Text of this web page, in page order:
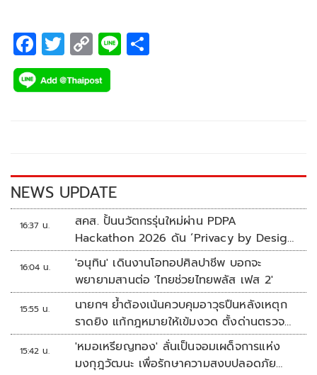
F
ac
e
k
T
wi
tt
C
o
p
k
Li
NEWS UPDATE
16:37 น.
สคส. ปั้นนวัตกรรุ่นใหม่ผ่าน PDPA
Hackathon 2026 ดัน ‘Privacy by Design
for all’ สู่โซลูชันคุ้มครองข้อมูลส่วนบุคคลที่
ใช้ได้จริง
16:04 น.
'อนุทิน' เดินงานโอทอปศิลปาชีพ บอกจะ
พยายามสานต่อ 'ไทยช่วยไทยพลัส เฟส 2'
15:55 น.
นายกฯ ย้ำต้องเน้นควบคุมอาวุธปืนหลังเหตุก
ราดยิง แก้กฎหมายให้เข้มงวด ตั้งด่านตรวจ
เพิ่ม
15:42 น.
'หมอเหรียญทอง' ลั่นเป็นจอมเผด็จการแห่ง
มงกุฎวัฒนะ เพื่อรักษาความสงบปลอดภัย